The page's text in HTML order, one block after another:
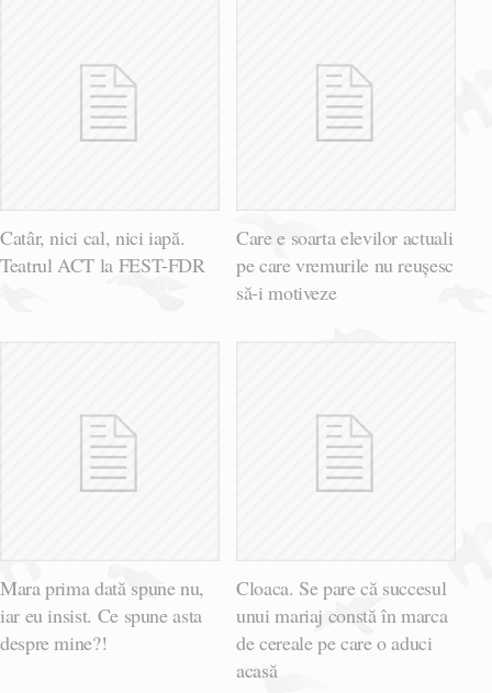
Catâr, nici cal, nici iapă.
Teatrul ACT la FEST-FDR
Care e soarta elevilor actuali
pe care vremurile nu reușesc
să-i motiveze
Mara prima dată spune nu,
iar eu insist. Ce spune asta
despre mine?!
Cloaca. Se pare că succesul
unui mariaj constă în marca
de cereale pe care o aduci
acasă